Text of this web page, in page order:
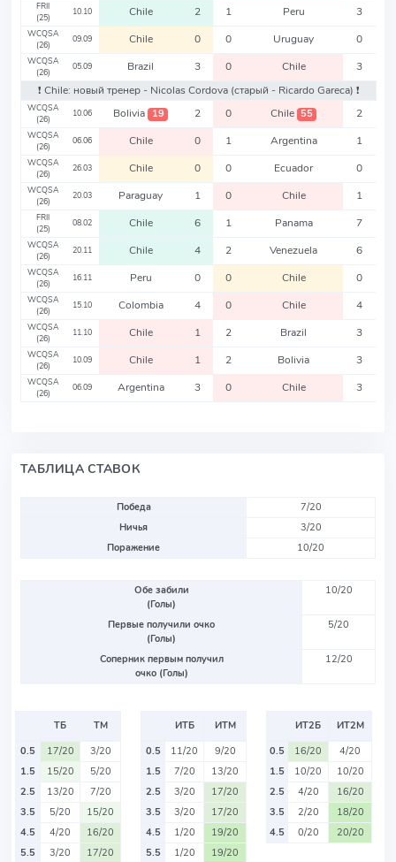
FRII
(25)
10.10 Chile 2 1 Peru 3
WCQSA
(26)
09.09 Chile 0 0 Uruguay 0
WCQSA
(26)
05.09 Brazil 3 0 Chile
3
❗️ Chile: новый тренер - Nicolas Cordova (старый - Ricardo Gareca) ❗️
WCQSA
(26)
10.06 Bolivia 19 2 0 Chile 55 2
WCQSA
(26)
06.06 Chile 0 1 Argentina 1
WCQSA
(26)
26.03 Chile 0 0 Ecuador 0
WCQSA
(26)
20.03 Paraguay 1 0 Chile 1
FRII
(25)
08.02 Chile 6 1 Panama 7
WCQSA
(26)
20.11 Chile 4 2 Venezuela 6
WCQSA
(26)
16.11 Peru 0 0 Chile 0
WCQSA
(26)
15.10 Colombia 4 0 Chile 4
WCQSA
(26)
11.10 Chile 1 2 Brazil 3
WCQSA
(26)
10.09 Chile 1 2 Bolivia 3
WCQSA
(26)
06.09 Argentina 3 0 Chile 3
ТАБЛИЦА СТАВОК
Победа
7/20
Ничья
3/20
Поражение
10/20
Обе забили
(Голы)
10/20
Первые получили очко
(Голы)
5/20
Соперник первым получил
очко (Голы)
12/20
ТБ
ТМ
0.5
17/20
3/20
1.5
15/20
5/20
2.5
13/20
7/20
3.5
5/20
15/20
4.5
4/20
16/20
5.5
3/20
17/20
ИТБ
ИТМ
0.5
11/20
9/20
1.5
7/20
13/20
2.5
3/20
17/20
3.5
3/20
17/20
4.5
1/20
19/20
5.5
1/20
19/20
ИТ2Б
ИТ2М
0.5
16/20
4/20
1.5
10/20
10/20
2.5
4/20
16/20
3.5
2/20
18/20
4.5
0/20 20/20